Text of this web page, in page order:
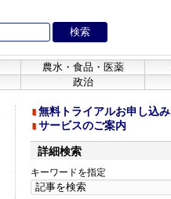
農水・食品・医薬
政治
無料トライアルお申し込み
サービスのご案内
詳細検索
キーワードを指定